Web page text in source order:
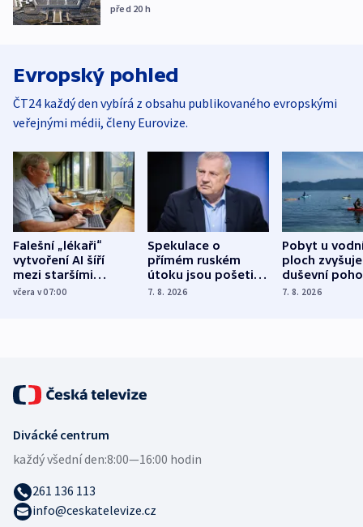
před 20 h
Evropský pohled
ČT24 každý den vybírá z obsahu publikovaného evropskými
veřejnými médii, členy Eurovize.
Falešní „lékaři“
vytvoření AI šíří
mezi staršími
Poláky nebezpečné
včera v 07:00
Spekulace o
přímém ruském
útoku jsou pošetilé,
míní estonský
7. 8. 2026
Pobyt u
ploch zvyšuje
duševní
ukázala
7. 8. 2026
Divácké centrum
každý všední den:8:00—16:00 hodin
261 136 113
info@ceskatelevize.cz